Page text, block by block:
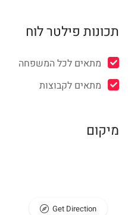
תכונות פילטר לוח
מתאים לכל המשפחה
מתאים לקבוצות
מיקום
Get Direction